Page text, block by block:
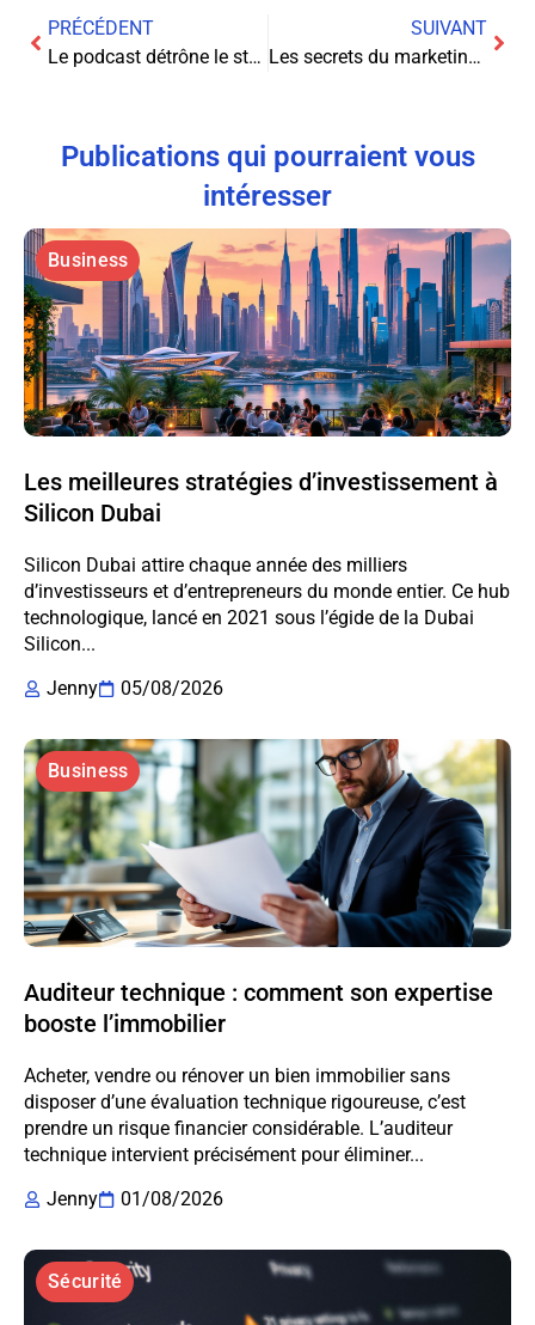
PRÉCÉDENT
Le podcast détrône le streaming : découvrez pourquoi !
SUIVANT
Les secrets du marketing automation révélés : travaillez moins, gagnez plus!
Publications qui pourraient vous
intéresser
Business
Les meilleures stratégies d’investissement à
Silicon Dubai
Silicon Dubai attire chaque année des milliers
d’investisseurs et d’entrepreneurs du monde entier. Ce hub
technologique, lancé en 2021 sous l’égide de la Dubai
Silicon...
Jenny
05/08/2026
Business
Auditeur technique : comment son expertise
booste l’immobilier
Acheter, vendre ou rénover un bien immobilier sans
disposer d’une évaluation technique rigoureuse, c’est
prendre un risque financier considérable. L’auditeur
technique intervient précisément pour éliminer...
Jenny
01/08/2026
Sécurité